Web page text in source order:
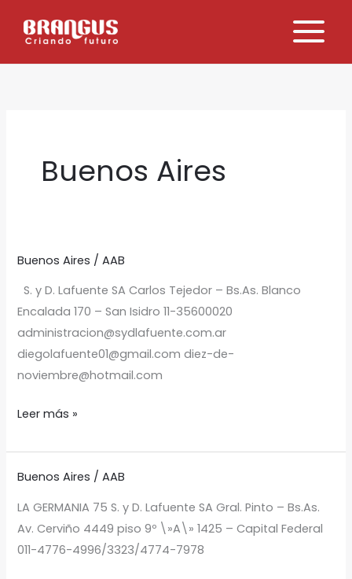
Buenos Aires
Buenos Aires /AAB
S. y D. Lafuente SA Carlos Tejedor – Bs.As. Blanco
Encalada 170 – San Isidro 11-35600020
administracion@sydlafuente.com.ar
diegolafuente01@gmail.com diez-de-
noviembre@hotmail.com
10
DE
NOVIEMBRE
Leer más »
Buenos Aires /AAB
LA GERMANIA 75 S. y D. Lafuente SA Gral. Pinto – Bs.As.
Av. Cerviño 4449 piso 9º \»A\» 1425 – Capital Federal
011-4776-4996/3323/4774-7978
LA
GERMANIA 75